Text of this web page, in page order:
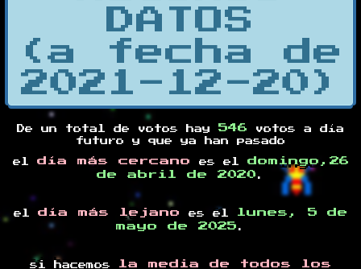
DATOS
(a fecha de
2021-12-20)
De un total de votos hay 546 votos a día
futuro y que ya han pasado
el día más cercano es el domingo,26
de abril de 2020 .
el día más lejano es el
lunes, 5 de
mayo de 2025 .
si hacemos
la media de todos los